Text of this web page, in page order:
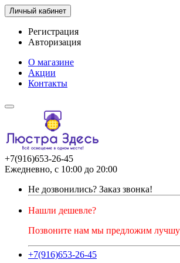
Личный кабинет
Регистрация
Авторизация
О магазине
Акции
Контакты
+7(916)653-26-45
Ежедневно, с 10:00 до 20:00
Не дозвонились? Заказ звонка!
Нашли дешевле?
Позвоните нам мы предложим
+7(916)653-26-45